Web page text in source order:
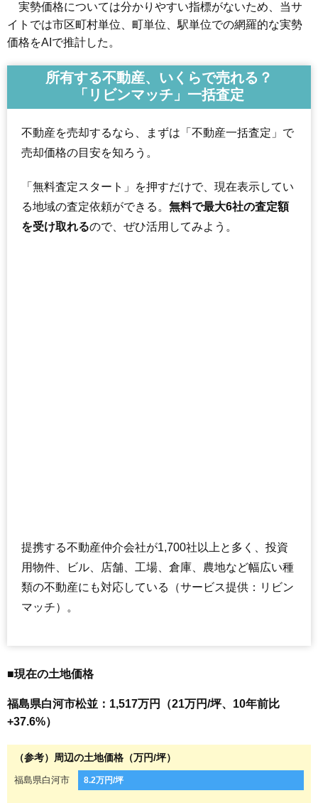
実勢価格については分かりやすい指標がないため、当サ
イトでは市区町村単位、町単位、駅単位での網羅的な実勢
価格をAIで推計した。
所有する不動産、いくらで売れる？
「リビンマッチ」一括査定
不動産を売却するなら、まずは「不動産一括査定」で
売却価格の目安を知ろう。
「無料査定スタート」を押すだけで、現在表示してい
る地域の査定依頼ができる。 無料で最大6社の査定額
を受け取れるので、ぜひ活用してみよう。
提携する不動産仲介会社が1,700社以上と多く、投資
用物件、ビル、店舗、工場、倉庫、農地など幅広い種
類の不動産にも対応している（サービス提供：リビン
マッチ）。
■現在の土地価格
福島県白河市松並：1,517万円（21万円/坪、10年前比
+37.6%）
（参考）周辺の土地価格（万円/坪）
福島県白河市 8.2万円/坪